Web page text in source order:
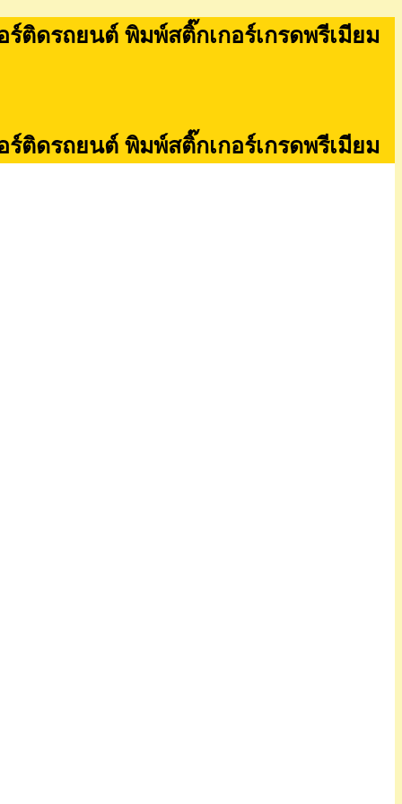
ติดรถยนต์ พิมพ์สติ๊กเกอร์เกรดพรีเมียม
ติดรถยนต์ พิมพ์สติ๊กเกอร์เกรดพรีเมียม